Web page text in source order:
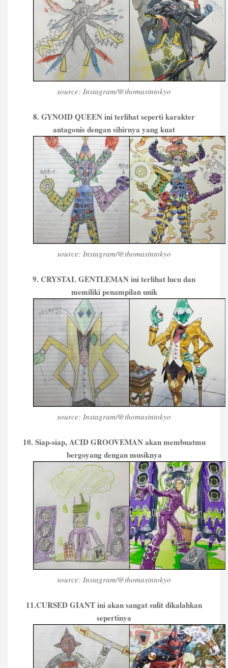
source: Instagram/@thomasintokyo
8. GYNOID QUEEN ini terlihat seperti karakter
antagonis dengan sihirnya yang kuat
source: Instagram/@thomasintokyo
9. CRYSTAL GENTLEMAN ini terlihat lucu dan
memiliki penampilan unik
source: Instagram/@thomasintokyo
10. Siap-siap, ACID GROOVEMAN akan membuatmu
bergoyang dengan musiknya
source: Instagram/@thomasintokyo
11.CURSED GIANT ini akan sangat sulit dikalahkan
sepertinya